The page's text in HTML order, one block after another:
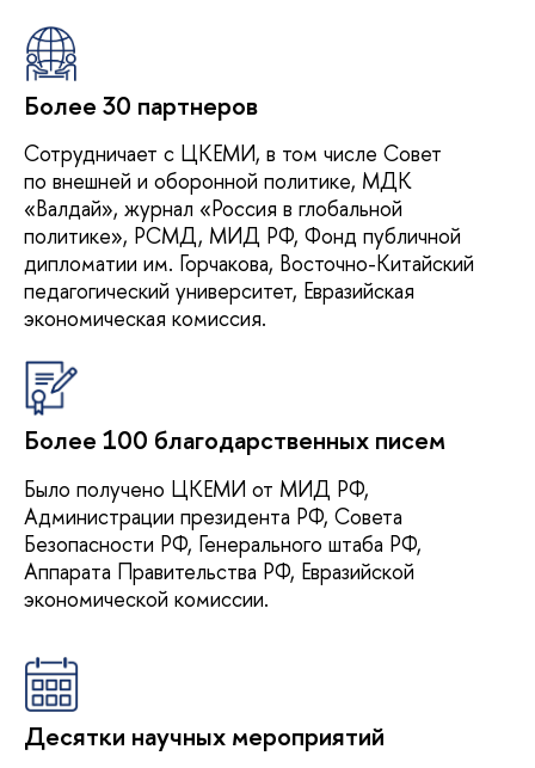
Более 30 партнеров
Сотрудничает с ЦКЕМИ, в том числе Совет
по внешней и оборонной политике, МДК
«Валдай», журнал «Россия в глобальной
политике», РСМД, МИД РФ, Фонд публичной
дипломатии им. Горчакова, Восточно-Китайский
педагогический университет, Евразийская
экономическая комиссия.
Более 100 благодарственных писем
Было получено ЦКЕМИ от МИД РФ,
Администрации президента РФ, Совета
Безопасности РФ, Генерального штаба РФ,
Аппарата Правительства РФ, Евразийской
экономической комиссии.
Десятки научных мероприятий